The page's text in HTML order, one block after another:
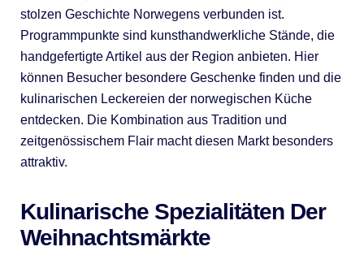
stolzen Geschichte Norwegens verbunden ist.
Programmpunkte sind kunsthandwerkliche Stände, die
handgefertigte Artikel aus der Region anbieten. Hier
können Besucher besondere Geschenke finden und die
kulinarischen Leckereien der norwegischen Küche
entdecken. Die Kombination aus Tradition und
zeitgenössischem Flair macht diesen Markt besonders
attraktiv.
Kulinarische Spezialitäten Der
Weihnachtsmärkte